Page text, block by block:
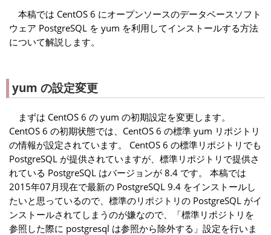
本稿では CentOS 6 にオープンソースのデータベースソフト
ウェア PostgreSQL を yum を利用してインストールする方法
について解説します。
yum の設定変更
まずは CentOS 6 の yum の初期設定を変更します。
CentOS 6 の初期状態では、CentOS 6 の標準 yum リポジトリ
の情報が設定されています。 CentOS 6 の標準リポジトリでも
PostgreSQL が提供されていますが、標準リポジトリで提供さ
れている PostgreSQL はバージョンが 8.4 です。 本稿では
2015年07月現在で最新の PostgreSQL 9.4 をインストールし
たいと思っているので、標準のリポジトリの PostgreSQL がイ
ンストールされてしまうのが嫌なので、「標準リポジトリを
参照した際に postgresql は参照から除外する」設定を行いま